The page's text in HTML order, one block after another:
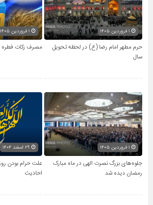
حرم مطهر امام رضا (ع) در لحظه تحویل
سال
مصرف زکات فطره
جلوه‌های بزرگ نصرت الهی در ماه مبارک
رمضان دیده شد
علت حرام بودن
احادیث